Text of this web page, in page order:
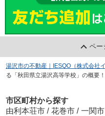
ペー
湯沢市の不動産｜IESQO（株式会社イ
る「秋田県立湯沢高等学校」の概要
市区町村から探す
由利本荘市 / 花巻市 / 一関市